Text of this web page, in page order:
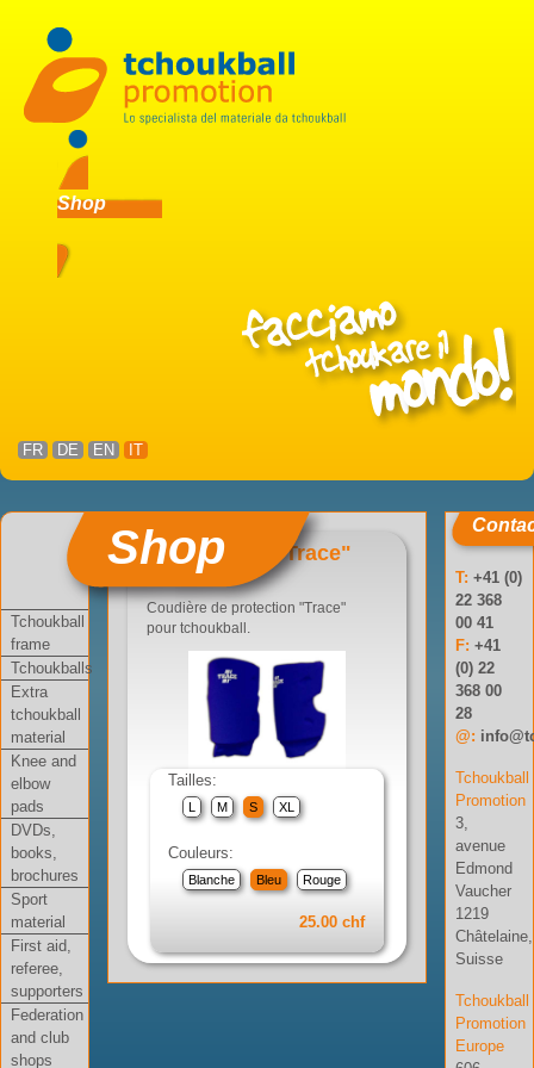
Shop
FR DE EN IT
Shop
Tchoukball
frame
Tchoukballs
Extra
tchoukball
material
Knee and
elbow
pads
DVDs,
books,
brochures
Sport
material
First aid,
referee,
supporters
Federation
and club
shops
Coudière "Trace"
Réf: 04-006-01
Coudière de protection "Trace"
pour tchoukball.
Tailles:
L M S XL
Couleurs:
Blanche Bleu Rouge
25.00 chf
T:+41 (0)
22 368
00 41
F:+41
(0) 22
368 00
28
@:
Tchoukball
Promotion
3,
avenue
Edmond
Vaucher
1219
Châtelaine,
Suisse
Tchoukball
Promotion
Europe